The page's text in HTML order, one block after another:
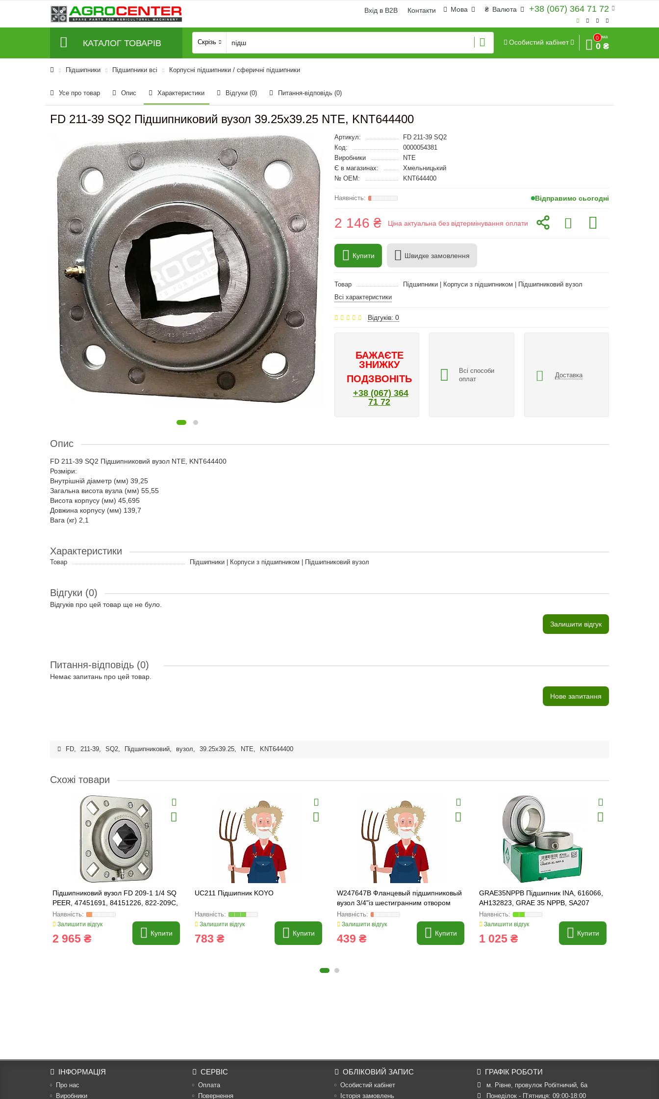
+38 (067) 364 71 72
₴ Валюта
Мова
Вхід в B2B Контакти
КАТАЛОГ ТОВАРІВ Скрізь Особистий кабінет
0
Сума
0 ₴
Підшипники Підшипники всі Корпусні підшипники / сферичні підшипники
Усе про товар Опис Характеристики Відгуки (0) Питання-відповідь (0)
FD 211-39 SQ2 Підшипниковий вузол 39.25x39.25 NTE, KNT644400
Артикул:
FD 211-39 SQ2
Код:
0000054381
Виробники
NTE
Є в магазинах:
Хмельницький
№ OEM:
KNT644400
Відправимо сьогодні
2 146 ₴ Ціна актуальна без відтермінування оплати
Купити Швидке замовлення
Товар
Підшипники | Корпуси з підшипником | Підшипниковий вузол
Всі характеристики
Відгуків: 0
БАЖАЄТЕ
ЗНИЖКУ
ПОДЗВОНІТЬ
+38 (067) 364
71 72
Всі способи
оплат
Доставка
Опис
FD 211-39 SQ2 Підшипниковий вузол NTE, KNT644400
Розміри:
Внутрішній діаметр (мм) 39,25
Загальна висота вузла (мм) 55,55
Висота корпусу (мм) 45,695
Довжина корпусу (мм) 139,7
Вага (кг) 2,1
Характеристики
Товар Підшипники | Корпуси з підшипником | Підшипниковий вузол
Відгуки (0)
Відгуків про цей товар ще не було.
Залишити відгук
Питання-відповідь (0)
Немає запитань про цей товар.
Нове запитання
FD, 211-39, SQ2, Підшипниковий, вузол, 39.25x39.25, NTE, KNT644400
Схожі товари
Підшипниковий вузол FD 209-1 1/4 SQ
PEER, 47451691, 84151226, 822-209C,
FD209RK
Залишити відгук
2 965 ₴ Купити
UC211 Підшипник KOYO
Залишити відгук
783 ₴ Купити
W247647B Фланцевый підшипниковый
вузол 3/4"із шестигранним отвором
Залишити відгук
439 ₴ Купити
GRAE35NPPB Підшипник INA, 616066,
AH132823, GRAE 35 NPPB, SA207
Залишити відгук
1 025 ₴ Купити
ІНФОРМАЦІЯ
Про нас
Виробники
СЕРВІС
Оплата
Повернення
ОБЛІКОВИЙ ЗАПИС
Особистий кабінет
Історія замовлень
ГРАФІК РОБОТИ
м. Рівне, провулок Робітничий, 6а
Понеділок - П’ятниця: 09:00-18:00